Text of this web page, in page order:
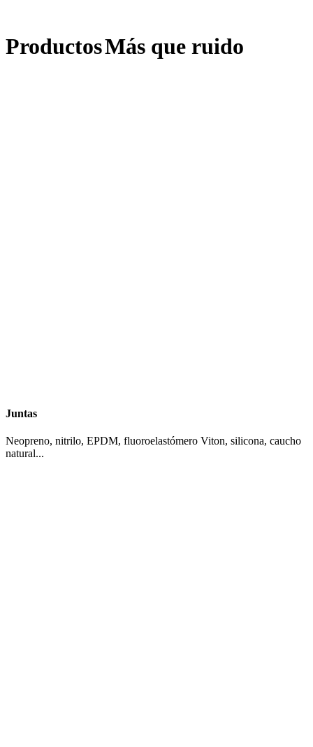
ProductosMás que ruido
Juntas
Neopreno, nitrilo, EPDM, fluoroelastómero Viton, silicona, caucho
natural...